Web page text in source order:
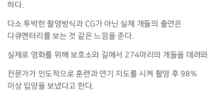
하다.
다소 투박한 촬영방식과 CG가 아닌 실제 개들의 출연은
다큐멘터리를 보는 것 같은 느낌을 준다.
실제로 영화를 위해 보호소와 길에서 274마리의 개들을 데려와
전문가가 인도적으로 훈련과 연기 지도를 시켜 촬영 후98%
이상 입양을 보냈다고 한다.